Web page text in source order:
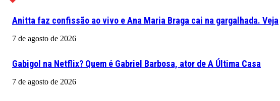
Anitta faz confissão ao vivo e Ana Maria Braga cai na gargalhada. Veja
7 de agosto de 2026
Gabigol na Netflix? Quem é Gabriel Barbosa, ator de A Última Casa
7 de agosto de 2026